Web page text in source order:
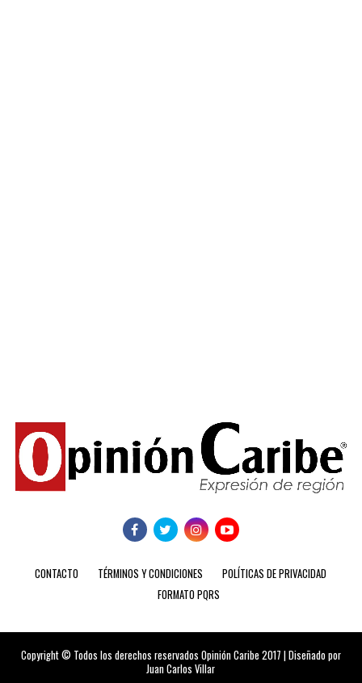
CONTACTO TÉRMINOS Y CONDICIONES
POLÍTICAS DE PRIVACIDAD
FORMATO PQRS
Copyright © Todos los derechos reservados Opinión Caribe 2017 | Diseñado por
Juan Carlos Villar